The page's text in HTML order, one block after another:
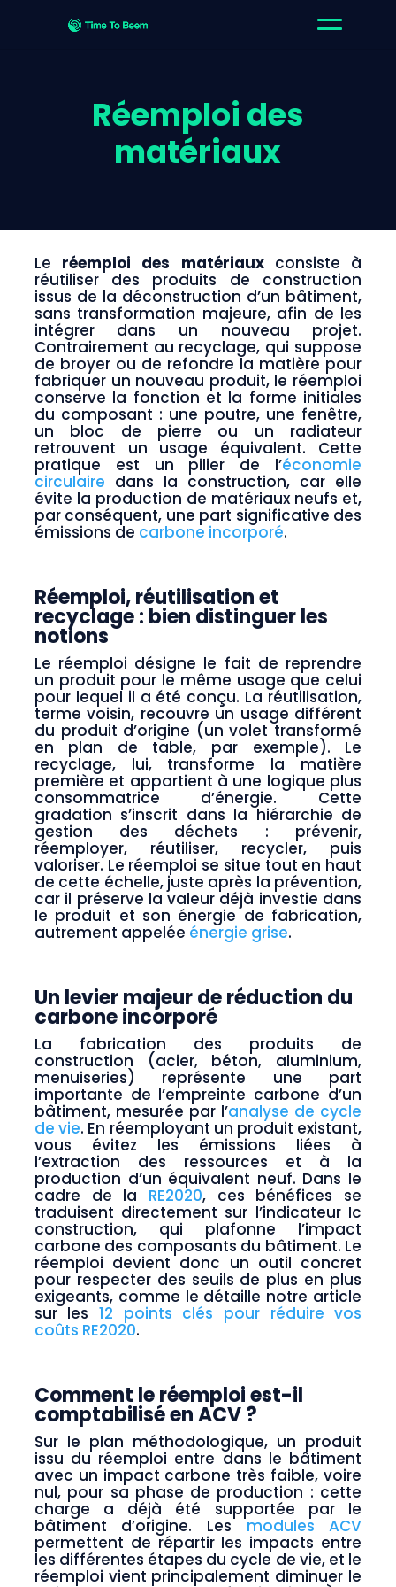
Réemploi des
matériaux
Le réemploi des matériauxconsiste à
réutiliser des produits de construction
issus de la déconstruction d’un bâtiment,
sans transformation majeure, afin de les
intégrer dans un nouveau projet.
Contrairement au recyclage, qui suppose
de broyer ou de refondre la matière pour
fabriquer un nouveau produit, le réemploi
conserve la fonction et la forme initiales
du composant : une poutre, une fenêtre,
un bloc de pierre ou un radiateur
retrouvent un usage équivalent. Cette
pratique est un pilier de l’économie
circulaire dans la construction, car elle
évite la production de matériaux neufs et,
par conséquent, une part significative des
émissions de carbone incorporé.
Réemploi, réutilisation et
recyclage : bien distinguer les
notions
Le réemploi désigne le fait de reprendre
un produit pour le même usage que celui
pour lequel il a été conçu. La réutilisation,
terme voisin, recouvre un usage différent
du produit d’origine (un volet transformé
en plan de table, par exemple). Le
recyclage, lui, transforme la matière
première et appartient à une logique plus
consommatrice d’énergie. Cette
gradation s’inscrit dans la hiérarchie de
gestion des déchets : prévenir,
réemployer, réutiliser, recycler, puis
valoriser. Le réemploi se situe tout en haut
de cette échelle, juste après la prévention,
car il préserve la valeur déjà investie dans
le produit et son énergie de fabrication,
autrement appelée énergie grise.
Un levier majeur de réduction du
carbone incorporé
La fabrication des produits de
construction (acier, béton, aluminium,
menuiseries) représente une part
importante de l’empreinte carbone d’un
bâtiment, mesurée par l’analyse de cycle
de vie. En réemployant un produit existant,
vous évitez les émissions liées à
l’extraction des ressources et à la
production d’un équivalent neuf. Dans le
cadre de la RE2020, ces bénéfices se
traduisent directement sur l’indicateur Ic
construction, qui plafonne l’impact
carbone des composants du bâtiment. Le
réemploi devient donc un outil concret
pour respecter des seuils de plus en plus
exigeants, comme le détaille notre article
sur les12 points clés pour réduire vos
coûts RE2020.
Comment le réemploi est-il
comptabilisé en ACV ?
Sur le plan méthodologique, un produit
issu du réemploi entre dans le bâtiment
avec un impact carbone très faible, voire
nul, pour sa phase de production : cette
charge a déjà été supportée par le
bâtiment d’origine. Lesmodules ACV
permettent de répartir les impacts entre
les différentes étapes du cycle de vie, et le
réemploi vient principalement diminuer le